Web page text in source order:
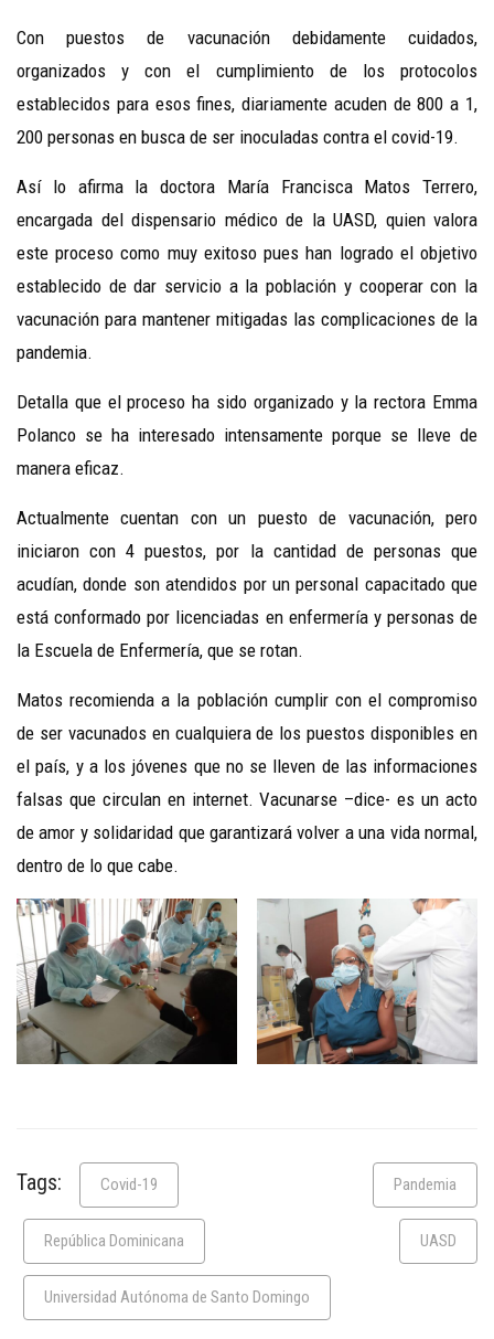
Con puestos de vacunación debidamente cuidados,
organizados y con el cumplimiento de los protocolos
establecidos para esos fines, diariamente acuden de 800 a 1,
200 personas en busca de ser inoculadas contra el covid-19.
Así lo afirma la doctora María Francisca Matos Terrero,
encargada del dispensario médico de la UASD, quien valora
este proceso como muy exitoso pues han logrado el objetivo
establecido de dar servicio a la población y cooperar con la
vacunación para mantener mitigadas las complicaciones de la
pandemia.
Detalla que el proceso ha sido organizado y la rectora Emma
Polanco se ha interesado intensamente porque se lleve de
manera eficaz.
Actualmente cuentan con un puesto de vacunación, pero
iniciaron con 4 puestos, por la cantidad de personas que
acudían, donde son atendidos por un personal capacitado que
está conformado por licenciadas en enfermería y personas de
la Escuela de Enfermería, que se rotan.
Matos recomienda a la población cumplir con el compromiso
de ser vacunados en cualquiera de los puestos disponibles en
el país, y a los jóvenes que no se lleven de las informaciones
falsas que circulan en internet. Vacunarse –dice- es un acto
de amor y solidaridad que garantizará volver a una vida normal,
dentro de lo que cabe.
Tags: Covid-19 Pandemia
República Dominicana UASD
Universidad Autónoma de Santo Domingo